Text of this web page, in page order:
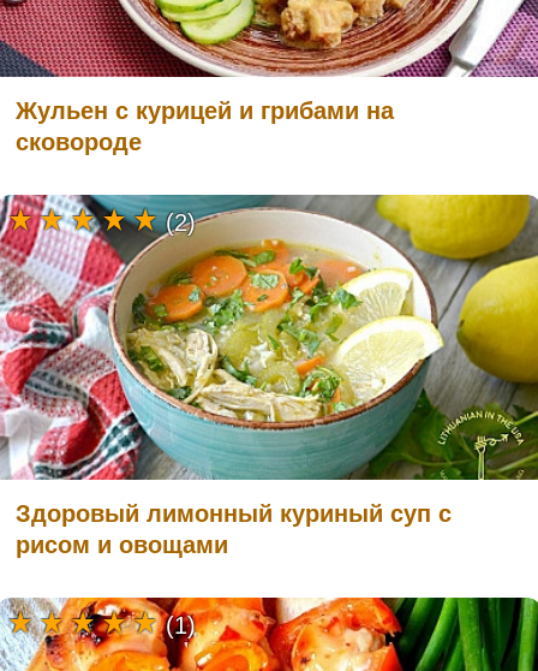
Жульен с курицей и грибами на
сковороде
Здоровый лимонный куриный суп с
рисом и овощами
(2)
(1)